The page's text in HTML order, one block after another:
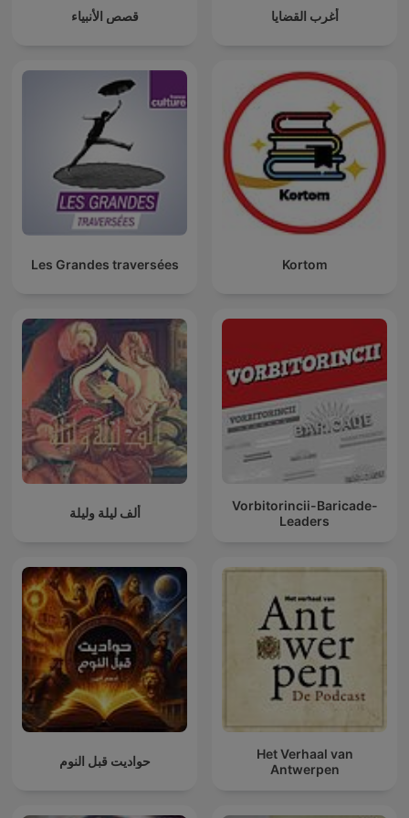
قصص الأنبياء أغرب القضايا
Les Grandes traversées Kortom
ألف ليلة وليلة
Vorbitorincii-Baricade-
Leaders
حواديت قبل النوم
Het Verhaal van
Antwerpen